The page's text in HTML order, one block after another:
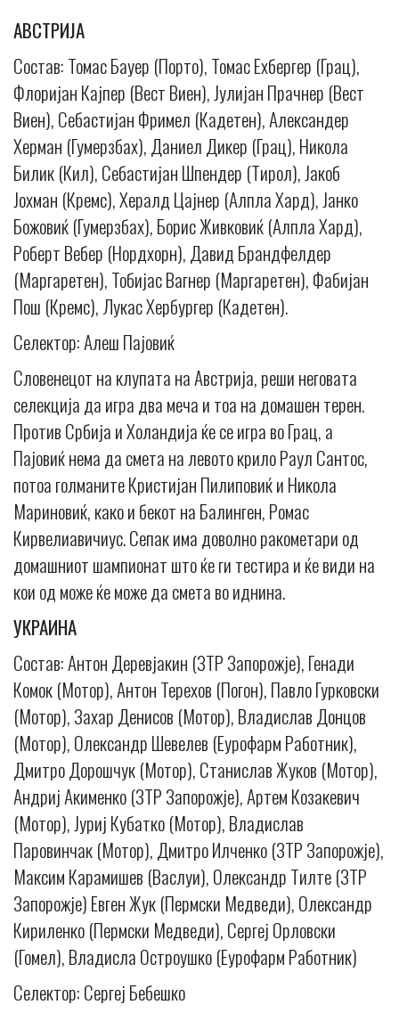
АВСТРИЈА
Состав: Томас Бауер (Порто), Томас Ехбергер (Грац),
Флоријан Кајпер (Вест Виен), Јулијан Прачнер (Вест
Виен), Себастијан Фримел (Кадетен), Александер
Херман (Гумерзбах), Даниел Дикер (Грац), Никола
Билик (Кил), Себастијан Шпендер (Тирол), Јакоб
Јохман (Кремс), Хералд Цајнер (Алпла Хард), Јанко
Божовиќ (Гумерзбах), Борис Живковиќ (Алпла Хард),
Роберт Вебер (Нордхорн), Давид Брандфелдер
(Маргаретен), Тобијас Вагнер (Маргаретен), Фабијан
Пош (Кремс), Лукас Хербургер (Кадетен).
Селектор: Алеш Пајовиќ
Словенецот на клупата на Австрија, реши неговата
селекција да игра два меча и тоа на домашен терен.
Против Србија и Холандија ќе се игра во Грац, а
Пајовиќ нема да смета на левото крило Раул Сантос,
потоа голманите Кристијан Пилиповиќ и Никола
Мариновиќ, како и бекот на Балинген, Ромас
Кирвелиавичиус. Сепак има доволно ракометари од
домашниот шампионат што ќе ги тестира и ќе види на
кои од може ќе може да смета во иднина.
УКРАИНА
Состав: Антон Деревјакин (ЗТР Запорожје), Генади
Комок (Мотор), Антон Терехов (Погон), Павло Гурковски
(Мотор), Захар Денисов (Мотор), Владислав Донцов
(Мотор), Олександр Шевелев (Еурофарм Работник),
Дмитро Дорошчук (Мотор), Станислав Жуков (Мотор),
Андриј Акименко (ЗТР Запорожје), Артем Козакевич
(Мотор), Јуриј Кубатко (Мотор), Владислав
Паровинчак (Мотор), Дмитро Илченко (ЗТР Запорожје),
Максим Карамишев (Васлуи), Олександр Тилте (ЗТР
Запорожје) Евген Жук (Пермски Медведи), Олександр
Кириленко (Пермски Медведи), Сергеј Орловски
(Гомел), Владисла Остроушко (Еурофарм Работник)
Селектор: Сергеј Бебешко